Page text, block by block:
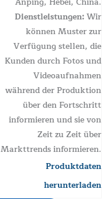
Dienstleistungen:Wir
können Muster zur
Verfügung stellen, die
Kunden durch Fotos und
Videoaufnahmen
während der Produktion
über den Fortschritt
informieren und sie von
Zeit zu Zeit über
Markttrends informieren.
Produktdaten
herunterladen